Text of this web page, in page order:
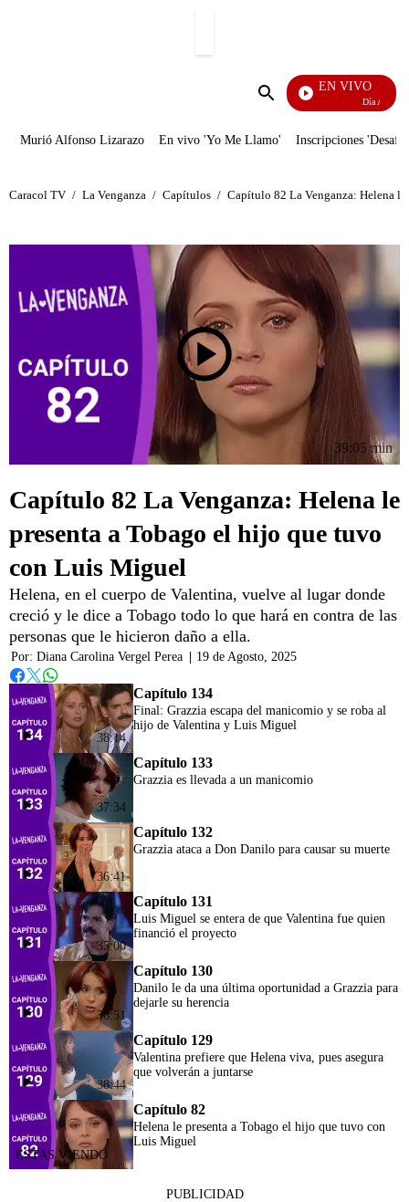
Enviar
EN VIVO
Día A Día
Murió Alfonso Lizarazo En vivo 'Yo Me Llamo' Inscripciones
Caracol TV / La Venganza / Capítulos / Capítulo 82 La Venganza: Helena
39:05 min
Capítulo 82 La Venganza: Helena le
presenta a Tobago el hijo que tuvo
con Luis Miguel
Helena, en el cuerpo de Valentina, vuelve al lugar donde
creció y le dice a Tobago todo lo que hará en contra de las
personas que le hicieron daño a ella.
Por: Diana Carolina Vergel Perea 19 de Agosto, 2025
Facebook
TwitterWhatsapp
38:14
Capítulo 134
Final: Grazzia escapa del manicomio y se roba al
hijo de Valentina y Luis Miguel
37:34
Capítulo 133
Grazzia es llevada a un manicomio
36:41
Capítulo 132
Grazzia ataca a Don Danilo para causar su muerte
35:00
Capítulo 131
Luis Miguel se entera de que Valentina fue quien
financió el proyecto
36:51
Capítulo 130
Danilo le da una última oportunidad a Grazzia para
dejarle su herencia
38:44
Capítulo 129
Valentina prefiere que Helena viva, pues asegura
que volverán a juntarse
Capítulo 82
Helena le presenta a Tobago el hijo que tuvo con
Luis Miguel
PUBLICIDAD